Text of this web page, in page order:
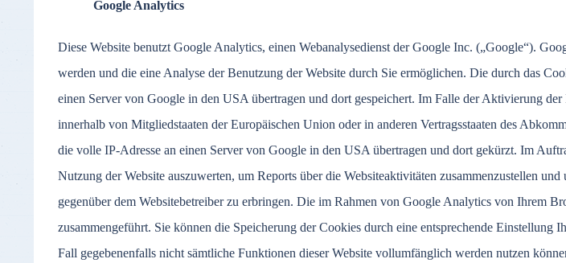
Google Analytics
Diese Website benutzt Google Analytics, einen Webanalysedienst der Google Inc. („Google“).
werden und die eine Analyse der Benutzung der Website durch Sie ermöglichen. Die durch das
einen Server von Google in den USA übertragen und dort gespeichert. Im Falle der Aktivierung
innerhalb von Mitgliedstaaten der Europäischen Union oder in anderen Vertragsstaaten des
die volle IP-Adresse an einen Server von Google in den USA übertragen und dort gekürzt. Im
Nutzung der Website auszuwerten, um Reports über die Websiteaktivitäten zusammenzustellen
gegenüber dem Websitebetreiber zu erbringen. Die im Rahmen von Google Analytics von Ihrem
zusammengeführt. Sie können die Speicherung der Cookies durch eine entsprechende
Fall gegebenenfalls nicht sämtliche Funktionen dieser Website vollumfänglich werden nutzen